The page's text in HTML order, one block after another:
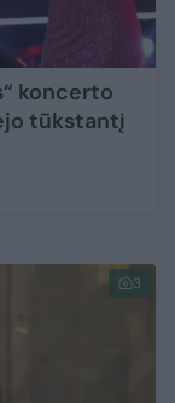
koncerto
tūkstantį
3